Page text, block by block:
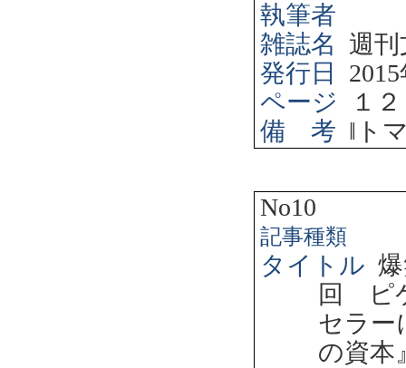
執筆者
雑誌名
週刊
発行日
2015
ページ
１
備 考 ‖ ト
No10
記事種類
タイトル
回 ピ
セラー
の資本